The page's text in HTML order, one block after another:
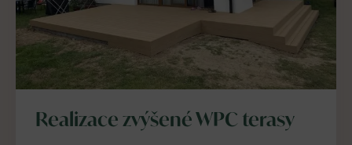
Realizace zvýšené WPC terasy